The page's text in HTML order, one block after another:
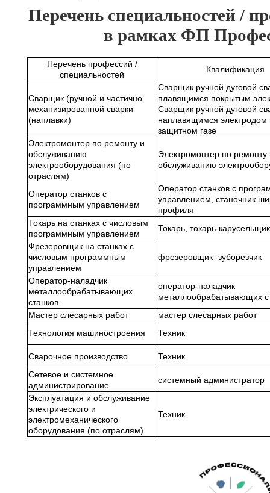
Перечень специальностей /
в рамках ФП
Перечень профессий /
специальностей
Квалификация
Сварщик (ручной и частично
механизированной сварки
(наплавки)
Сварщик ручной дуговой
плавящимся покрытым
Сварщик ручной дуговой
наплавящимся электродом
защитном газе
Электромонтер по ремонту и
обслуживанию
электрооборудования (по
отраслям)
Электромонтер по ремонту
обслуживанию
Оператор станков с
программным управлением
Оператор станков с
управлением, станочник
профиля
Токарь на станках с числовым
программным управлением
Токарь, токарь-карусельщик
Фрезеровщик на станках с
числовым программным
управлением
фрезеровщик -зуборезчик
Оператор-наладчик
металлообрабатывающих
станков
оператор-наладчик
металлообрабатывающих
Мастер слесарных работ
мастер слесарных работ
Технология машиностроения
Техник
Сварочное производство
Техник
Сетевое и системное
администрирование
системный администратор
Эксплуатация и обслуживание
электрического и
электромеханического
оборудования (по отраслям)
Техник